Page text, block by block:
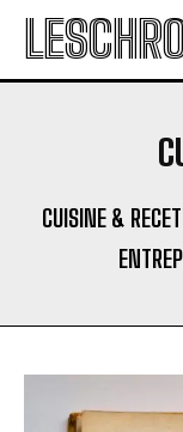
CUISINE &